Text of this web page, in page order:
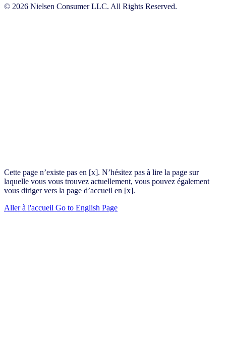
© 2026 Nielsen Consumer LLC. All Rights Reserved.
Cette page n’existe pas en [x]. N’hésitez pas à lire la page sur
laquelle vous vous trouvez actuellement, vous pouvez également
vous diriger vers la page d’accueil en [x].
Aller à l'accueil Go to English Page